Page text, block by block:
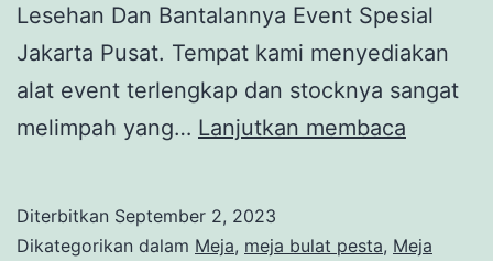
Lesehan Dan Bantalannya Event Spesial
Jakarta Pusat. Tempat kami menyediakan
alat event terlengkap dan stocknya sangat
melimpah yang… Lanjutkan membaca
DAN
Diterbitkan September 2, 2023
Dikategorikan dalam Meja, meja bulat pesta, Meja